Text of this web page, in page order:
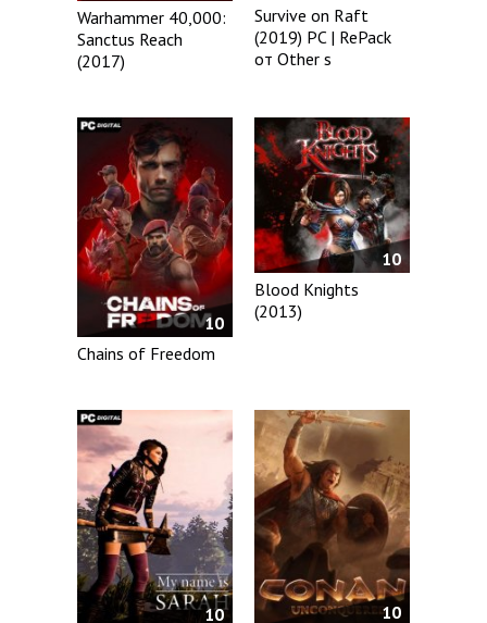
Warhammer 40,000:
Sanctus Reach
(2017)
Survive on Raft
(2019) PC | RePack
от Other s
10
Chains of Freedom
10
Blood Knights
(2013)
10 10